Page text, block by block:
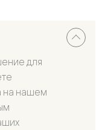
для
на нашем